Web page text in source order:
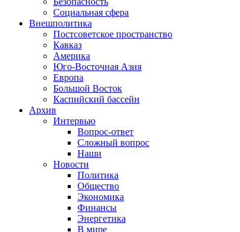
Социальная сфера
Внешполитика
Постсоветское пространство
Кавказ
Америка
Юго-Восточная Азия
Европа
Большой Восток
Каспийский бассейн
Архив
Интервью
Вопрос-ответ
Сложный вопрос
Наши
Новости
Политика
Общество
Экономика
Финансы
Энергетика
В мире